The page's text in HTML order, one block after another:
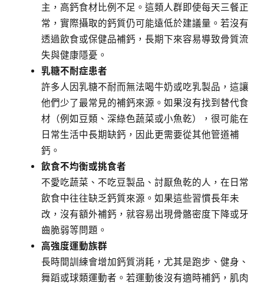
鈣。
飲食不均衡或挑食者
不愛吃蔬菜、不吃豆製品、討厭魚乾的人，在日常
飲食中往往缺乏鈣質來源。如果這些習慣長年未
改，沒有額外補鈣，就容易出現骨骼密度下降或牙
齒脆弱等問題。
高強度運動族群
長時間訓練會增加鈣質消耗，尤其是跑步、健身、
舞蹈或球類運動者。若運動後沒有適時補鈣，肌肉
收縮與骨骼支撐會受影響，導致抽筋或運動傷害。
運動族群若能及時補鈣，不僅能提升表現，也能降
低受傷風險。
長期服藥者
有些藥物會加速鈣質流失，例如利尿劑、類固醇或
某些慢性病藥物。如果沒有搭配補鈣，骨質健康會
迅速下降。這類族群更需要社區藥局藥師的協助，
找出合適的補鈣策略，避免副作用加重缺鈣風險。